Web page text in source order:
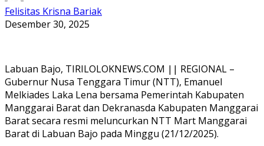
Felisitas Krisna Bariak
Desember 30, 2025
Labuan Bajo, TIRILOLOKNEWS.COM || REGIONAL –
Gubernur Nusa Tenggara Timur (NTT), Emanuel
Melkiades Laka Lena bersama Pemerintah Kabupaten
Manggarai Barat dan Dekranasda Kabupaten Manggarai
Barat secara resmi meluncurkan NTT Mart Manggarai
Barat di Labuan Bajo pada Minggu (21/12/2025).